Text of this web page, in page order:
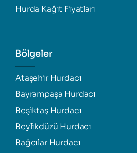
Hurda Kağıt Fiyatları
Bölgeler
Ataşehir Hurdacı
Bayrampaşa Hurdacı
Beşiktaş Hurdacı
Beylikdüzü Hurdacı
Bağcılar Hurdacı